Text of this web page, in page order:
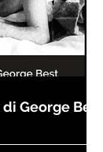
George Best